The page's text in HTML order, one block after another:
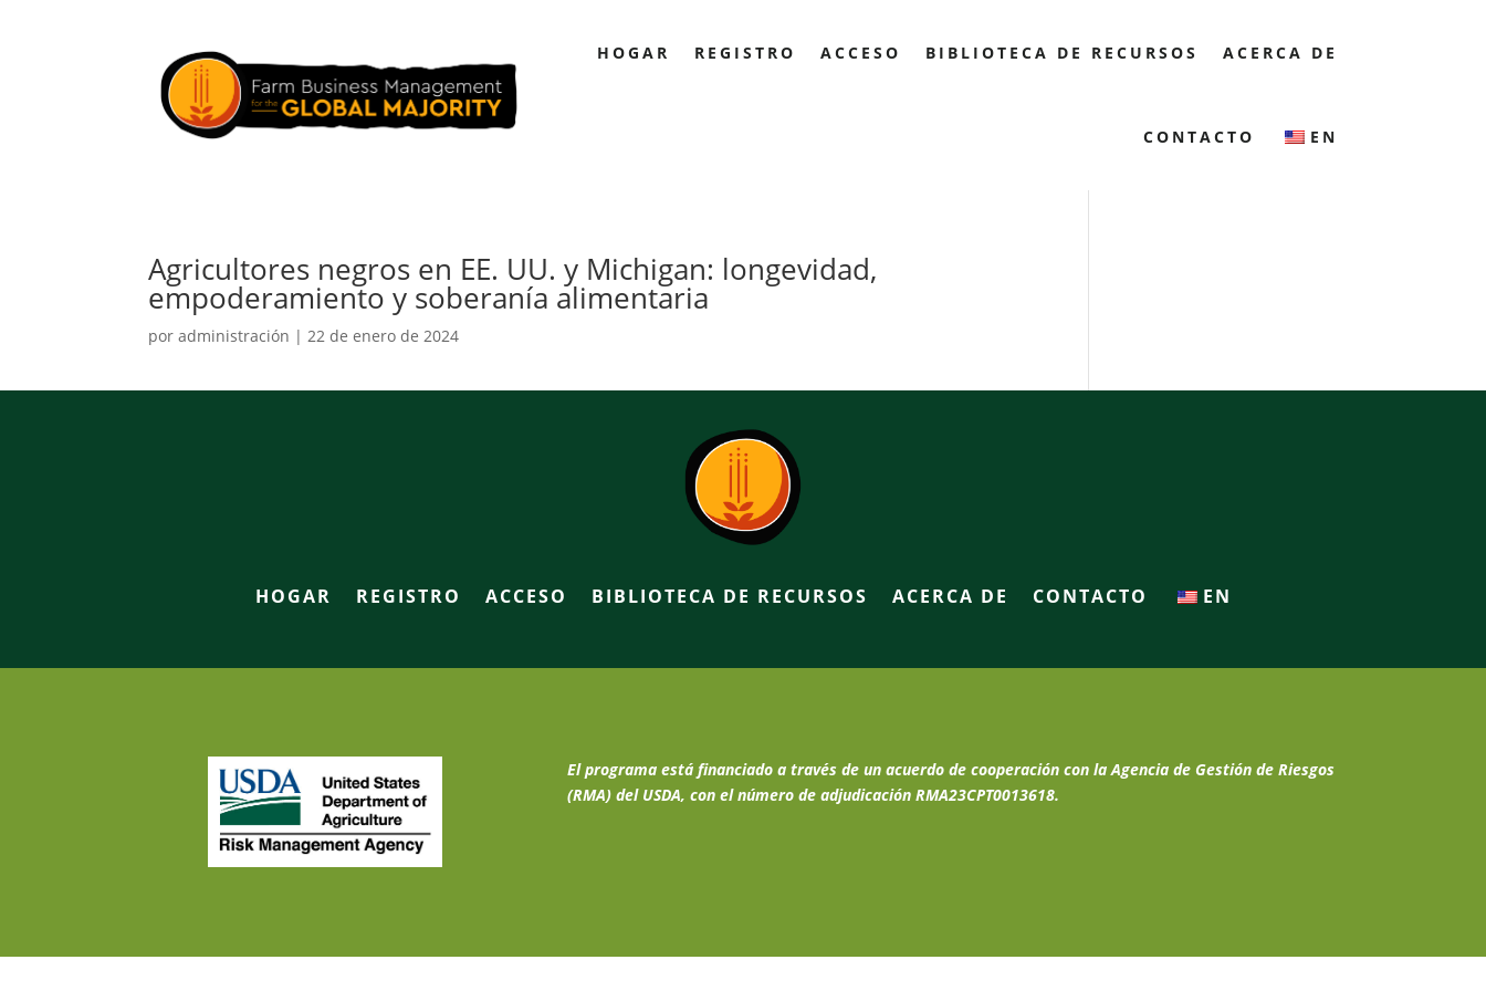
HOGAR REGISTRO ACCESO BIBLIOTECA DE RECURSOS ACERCA DE
CONTACTO EN
Agricultores negros en EE. UU. y Michigan: longevidad,
empoderamiento y soberanía alimentaria
poradministración |22 de enero de 2024
HOGAR REGISTRO ACCESO BIBLIOTECA DE RECURSOS ACERCA DE CONTACTO EN
El programa está financiado a través de un acuerdo de cooperación con la Agencia de Gestión de Riesgos
(RMA) del USDA, con el número de adjudicación RMA23CPT0013618.